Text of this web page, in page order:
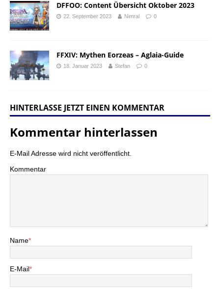
DFFOO: Content Übersicht Oktober 2023
22. September 2023 Nimral 0
FFXIV: Mythen Eorzeas – Aglaia-Guide
18. Januar 2023 Stefan 0
HINTERLASSE JETZT EINEN KOMMENTAR
Kommentar hinterlassen
E-Mail Adresse wird nicht veröffentlicht.
Kommentar
Name*
E-Mail*